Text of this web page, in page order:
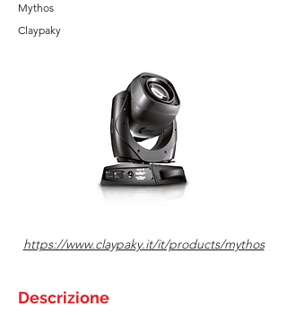
Mythos
Claypaky
https://www.claypaky.it/it/products/mythos
Descrizione